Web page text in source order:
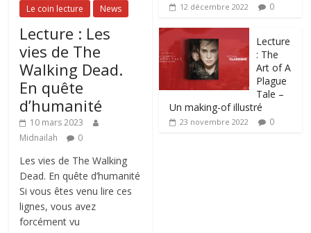
Le coin lecture News
Lecture : Les
vies de The
Walking Dead.
En quête
d’humanité
10 mars 2023
Midnailah
0
Les vies de The Walking
Dead. En quête d’humanité
Si vous êtes venu lire ces
lignes, vous avez
forcément vu
12 décembre 2022 0
Lecture
: The
Art of A
Plague
Tale –
Un making-of illustré
23 novembre 2022 0